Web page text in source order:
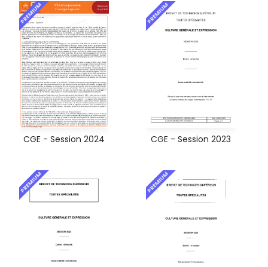
PREMIUM
CGE - Session 2024
PREMIUM
CGE - Session 2023
PREMIUM PREMIUM